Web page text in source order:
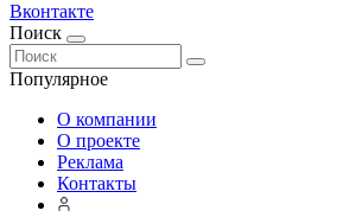
Вконтакте
Поиск
Популярное
О компании
О проекте
Реклама
Контакты